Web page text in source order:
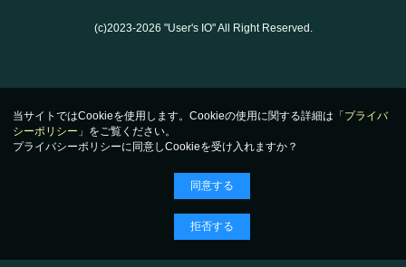
(c)2023-2026 "User's IO" All Right Reserved.
当サイトではCookieを使用します。Cookieの使用に関する詳細は 「プライバ
シーポリシー」 をご覧ください。
プライバシーポリシーに同意しCookieを受け入れますか？
同意する
拒否する